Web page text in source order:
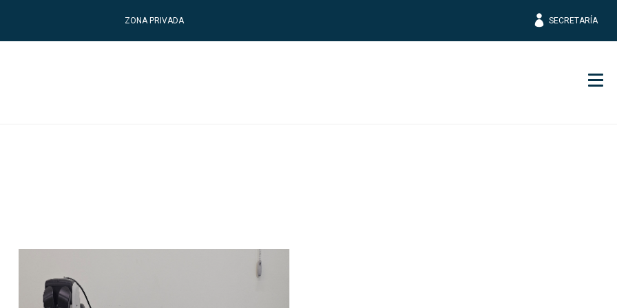
ZONA PRIVADA SECRETARÍA